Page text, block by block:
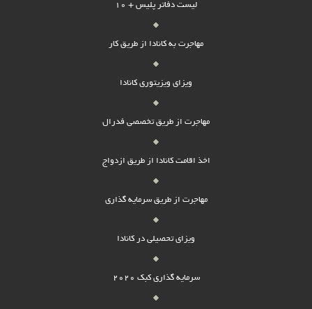
لیست دفاتر پلیس + 10
مهاجرت به کانادا از طریق کار
ویزای ویزیتوری کانادا
مهاجرت از طریق تخصصی فدرال
اخذ اقامت کانادا از طریق ازدواج
مهاجرت از طریق سرمایه گذاری
ویزای تحصیلی در کانادا
سرمایه گذاری کبک 2020